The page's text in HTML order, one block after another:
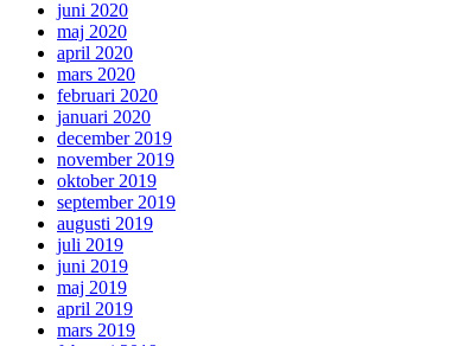
juni 2020
maj 2020
april 2020
mars 2020
februari 2020
januari 2020
december 2019
november 2019
oktober 2019
september 2019
augusti 2019
juli 2019
juni 2019
maj 2019
april 2019
mars 2019